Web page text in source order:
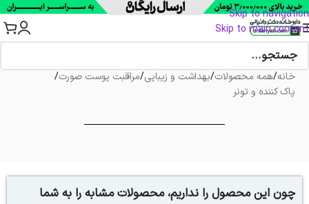
Skip to navigation
Skip to main content
خانه/همه محصولات/بهداشت و زیبایی/مراقبت پوست صورت/
پاک کننده و تونر
چون این محصول را نداریم، محصولات مشابه را به شما